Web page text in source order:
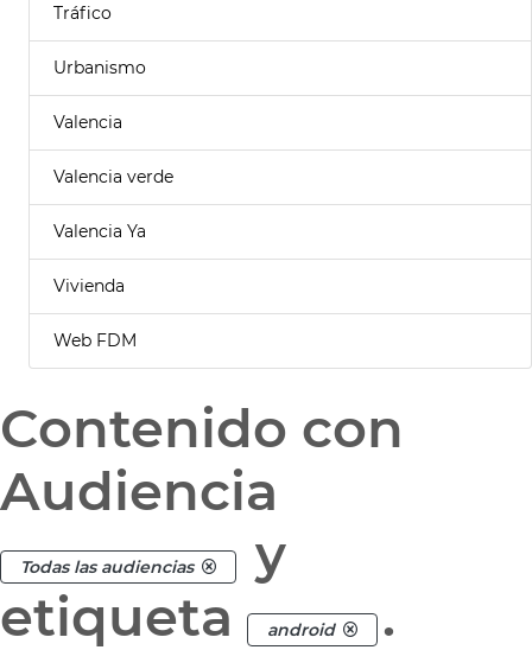
Tráfico
Urbanismo
Valencia
Valencia verde
Valencia Ya
Vivienda
Web FDM
Contenido con
Audiencia
Todas las audiencias
y
etiqueta
android .